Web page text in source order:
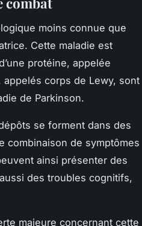
moins connue que
Cette maladie est
protéine, appelée
corps de Lewy, sont
de Parkinson.
se forment dans des
combinaison de symptômes
ainsi présenter des
des troubles cognitifs,
majeure concernant cette